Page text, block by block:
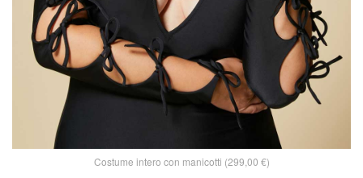
Costume intero con manicotti (299,00 €)